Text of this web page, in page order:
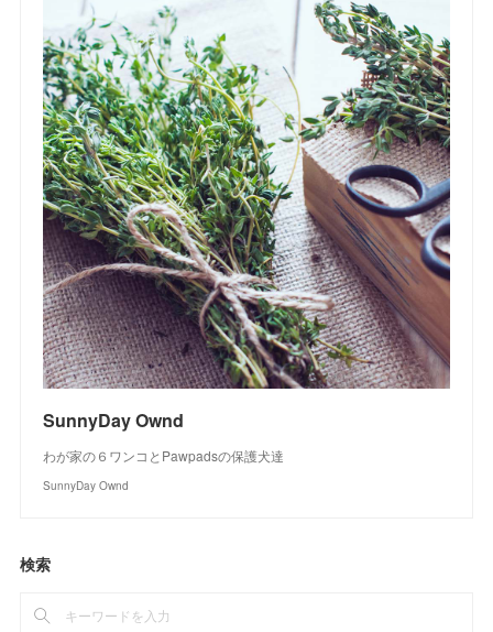
SunnyDay Ownd
わが家の６ワンコとPawpadsの保護犬達
SunnyDay Ownd
検索